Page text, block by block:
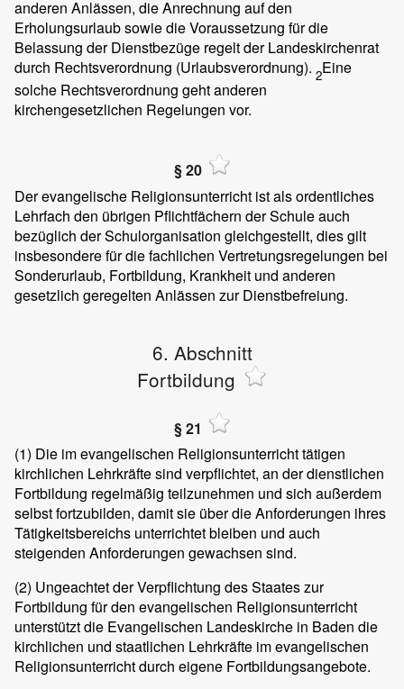
anderen Anlässen, die Anrechnung auf den
Erholungsurlaub sowie die Voraussetzung für die
Belassung der Dienstbezüge regelt der Landeskirchenrat
durch Rechtsverordnung (Urlaubsverordnung). 2Eine
solche Rechtsverordnung geht anderen
kirchengesetzlichen Regelungen vor.
§ 20
Der evangelische Religionsunterricht ist als ordentliches
Lehrfach den übrigen Pflichtfächern der Schule auch
bezüglich der Schulorganisation gleichgestellt, dies gilt
insbesondere für die fachlichen Vertretungsregelungen bei
Sonderurlaub, Fortbildung, Krankheit und anderen
gesetzlich geregelten Anlässen zur Dienstbefreiung.
6. Abschnitt
Fortbildung
§ 21
(1) Die im evangelischen Religionsunterricht tätigen
kirchlichen Lehrkräfte sind verpflichtet, an der dienstlichen
Fortbildung regelmäßig teilzunehmen und sich außerdem
selbst fortzubilden, damit sie über die Anforderungen ihres
Tätigkeitsbereichs unterrichtet bleiben und auch
steigenden Anforderungen gewachsen sind.
(2) Ungeachtet der Verpflichtung des Staates zur
Fortbildung für den evangelischen Religionsunterricht
unterstützt die Evangelischen Landeskirche in Baden die
kirchlichen und staatlichen Lehrkräfte im evangelischen
Religionsunterricht durch eigene Fortbildungsangebote.